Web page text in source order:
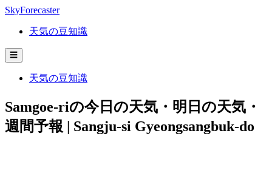
SkyForecaster
天気の豆知識
☰
天気の豆知識
Samgoe-riの今日の天気・明日の天気・
週間予報 | Sangju-si Gyeongsangbuk-do